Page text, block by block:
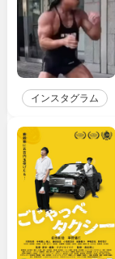
インスタグラム